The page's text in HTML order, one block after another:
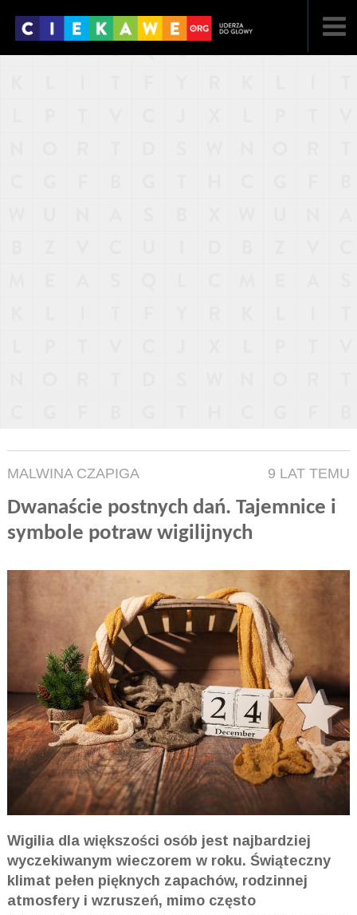
MALWINA CZAPIGA 9 LAT TEMU
Dwanaście postnych dań. Tajemnice i
symbole potraw wigilijnych
Wigilia dla większości osób jest najbardziej
wyczekiwanym wieczorem w roku. Świąteczny
klimat pełen pięknych zapachów, rodzinnej
atmosfery i wzruszeń, mimo często